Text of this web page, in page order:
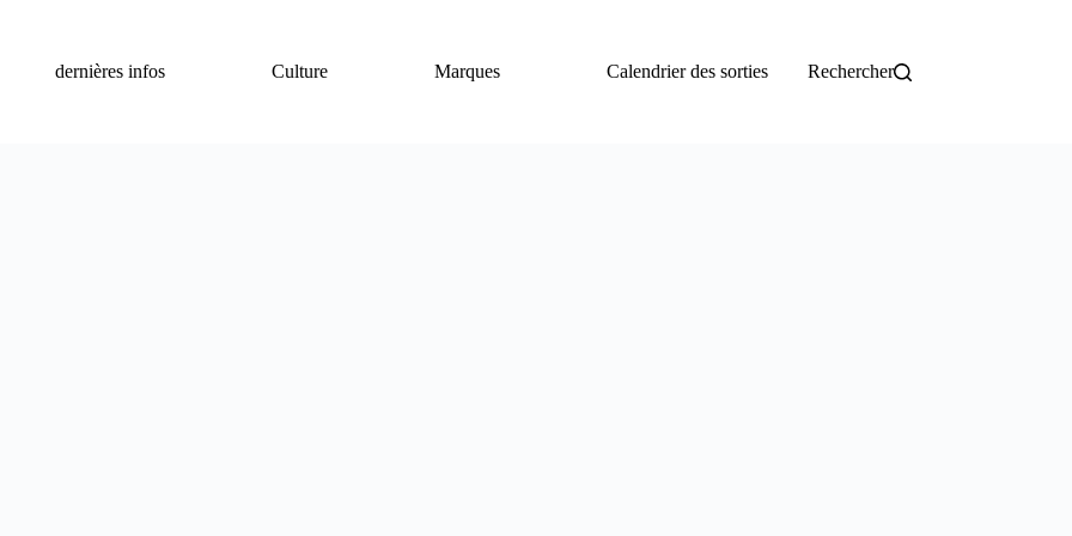
dernières infos
Culture Marques Calendrier des sorties Rechercher